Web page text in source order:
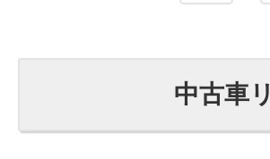
中古車